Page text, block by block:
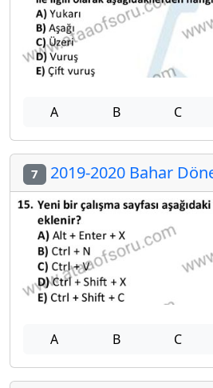
A B C
7 2019-2020 Bahar
A B C